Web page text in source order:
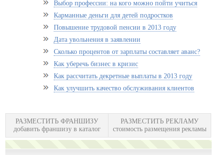
Выбор профессии: на кого можно пойти учиться
Карманные деньги для детей подростков
Повышение трудовой пенсии в 2013 году
Дата увольнения в заявлении
Сколько процентов от зарплаты составляет аванс?
Как уберечь бизнес в кризис
Как рассчитать декретные выплаты в 2013 году
Как улучшить качество обслуживания клиентов
РАЗМЕСТИТЬ ФРАНШИЗУ
добавить франшизу в каталог
РАЗМЕСТИТЬ РЕКЛАМУ
стоимость размещения рекламы